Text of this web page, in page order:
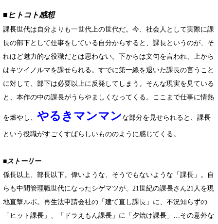
■ヒトコト感想
課長世代は自分よりも一世代上の世代だ。今、社会人として実際に課
長の部下として仕事をしている自分からすると、課長というのが、そ
れほど魅力的な役職だとは思わない。下からは文句を言われ、上から
はキツイノルマを課せられる。すでに第一線を退いた課長の言うこと
に対して、部下は必要以上に反発してしまう。そんな現実を見ている
と、本作の中の課長がうらやましくなってくる。ここまで仕事に情熱
を燃やし、 やるきマンマン な部分を見せられると、課長
という役職がすごくすばらしいもののように感じてくる。
■ストーリー
係長以上、部長以下。偉いような、そうでもないような「課長」。自
らも中間管理職世代になったシゲマツが、21世紀の課長さん21人を現
地直撃ルポ。再生法申請会社の「建て直し課長」に、不況知らずの
「ヒット課長」、「ドラえもん課長」に「夕焼け課長」…その意外な